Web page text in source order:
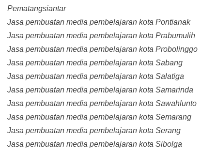
Pematangsiantar
Jasa pembuatan media pembelajaran kota Pontianak
Jasa pembuatan media pembelajaran kota Prabumulih
Jasa pembuatan media pembelajaran kota Probolinggo
Jasa pembuatan media pembelajaran kota Sabang
Jasa pembuatan media pembelajaran kota Salatiga
Jasa pembuatan media pembelajaran kota Samarinda
Jasa pembuatan media pembelajaran kota Sawahlunto
Jasa pembuatan media pembelajaran kota Semarang
Jasa pembuatan media pembelajaran kota Serang
Jasa pembuatan media pembelajaran kota Sibolga